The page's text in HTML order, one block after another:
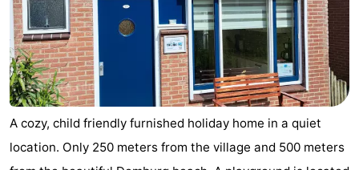
A cozy, child friendly furnished holiday home in a quiet
location. Only 250 meters from the village and 500 meters